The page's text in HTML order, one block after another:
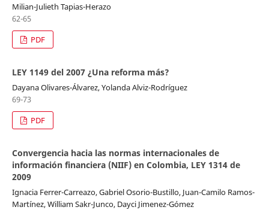
Milian-Julieth Tapias-Herazo
62-65
PDF
LEY 1149 del 2007 ¿Una reforma más?
Dayana Olivares-Álvarez, Yolanda Alviz-Rodríguez
69-73
PDF
Convergencia hacia las normas internacionales de
información financiera (NIIF) en Colombia, LEY 1314 de
2009
Ignacia Ferrer-Carreazo, Gabriel Osorio-Bustillo, Juan-Camilo Ramos-
Martínez, William Sakr-Junco, Dayci Jimenez-Gómez